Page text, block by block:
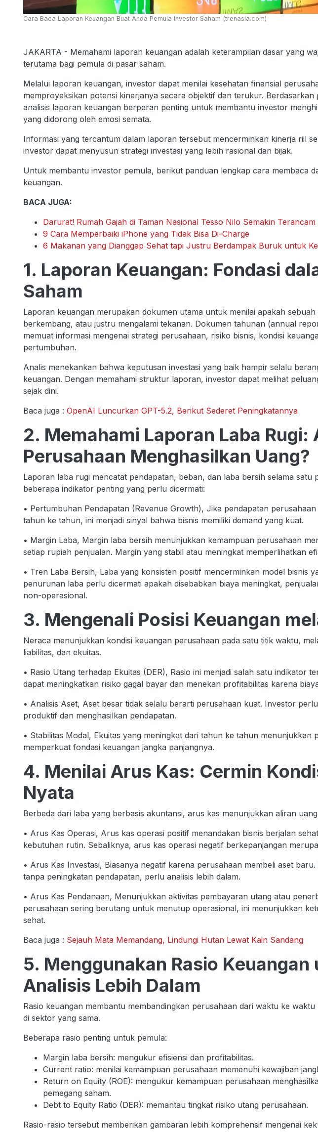
Cara Baca Laporan Keuangan Buat Anda Pemula Investor Saham (trenasia.com)
JAKARTA - Memahami laporan keuangan adalah keterampilan dasar yang
terutama bagi pemula di pasar saham.
Melalui laporan keuangan, investor dapat menilai kesehatan finansial
memproyeksikan potensi kinerjanya secara objektif dan terukur. Berdasarkan
analisis laporan keuangan berperan penting untuk membantu investor
yang didorong oleh emosi semata.
Informasi yang tercantum dalam laporan tersebut mencerminkan kinerja riil
investor dapat menyusun strategi investasi yang lebih rasional dan bijak.
Untuk membantu investor pemula, berikut panduan lengkap cara membaca
keuangan.
BACA JUGA:
Darurat! Rumah Gajah di Taman Nasional Tesso Nilo Semakin
9 Cara Memperbaiki iPhone yang Tidak Bisa Di-Charge
6 Makanan yang Dianggap Sehat tapi Justru Berdampak Buruk untuk
1. Laporan Keuangan: Fondasi
Saham
Laporan keuangan merupakan dokumen utama untuk menilai apakah
berkembang, atau justru mengalami tekanan. Dokumen tahunan (annual
memuat informasi mengenai strategi perusahaan, risiko bisnis, kondisi
pertumbuhan.
Analis menekankan bahwa keputusan investasi yang baik hampir selalu
keuangan. Dengan memahami struktur laporan, investor dapat melihat
sejak dini.
Baca juga : OpenAI Luncurkan GPT-5.2, Berikut Sederet Peningkatannya
2. Memahami Laporan Laba Rugi:
Perusahaan Menghasilkan Uang?
Laporan laba rugi mencatat pendapatan, beban, dan laba bersih selama satu
beberapa indikator penting yang perlu dicermati:
• Pertumbuhan Pendapatan (Revenue Growth), Jika pendapatan
tahun ke tahun, ini menjadi sinyal bahwa bisnis memiliki demand yang kuat.
• Margin Laba, Margin laba bersih menunjukkan kemampuan perusahaan
setiap rupiah penjualan. Margin yang stabil atau meningkat memperlihatkan
• Tren Laba Bersih, Laba yang konsisten positif mencerminkan model bisnis
penurunan laba perlu dicermati apakah disebabkan biaya meningkat,
non-operasional.
3. Mengenali Posisi Keuangan
Neraca menunjukkan kondisi keuangan perusahaan pada satu titik waktu,
liabilitas, dan ekuitas.
• Rasio Utang terhadap Ekuitas (DER), Rasio ini menjadi salah satu indikator
dapat meningkatkan risiko gagal bayar dan menekan profitabilitas karena
• Analisis Aset, Aset besar tidak selalu berarti perusahaan kuat. Investor
produktif dan menghasilkan pendapatan.
• Stabilitas Modal, Ekuitas yang meningkat dari tahun ke tahun menunjukkan
memperkuat fondasi keuangan jangka panjangnya.
4. Menilai Arus Kas: Cermin
Nyata
Berbeda dari laba yang berbasis akuntansi, arus kas menunjukkan aliran
• Arus Kas Operasi, Arus kas operasi positif menandakan bisnis berjalan
kebutuhan rutin. Sebaliknya, arus kas operasi negatif berkepanjangan
• Arus Kas Investasi, Biasanya negatif karena perusahaan membeli aset
tanpa peningkatan pendapatan, perlu analisis lebih dalam.
• Arus Kas Pendanaan, Menunjukkan aktivitas pembayaran utang atau
perusahaan sering berutang untuk menutup operasional, ini menunjukkan
sehat.
Baca juga : Sejauh Mata Memandang, Lindungi Hutan Lewat Kain Sandang
5. Menggunakan Rasio Keuangan
Analisis Lebih Dalam
Rasio keuangan membantu membandingkan perusahaan dari waktu ke
di sektor yang sama.
Beberapa rasio penting untuk pemula:
Margin laba bersih: mengukur efisiensi dan profitabilitas.
Current ratio: menilai kemampuan perusahaan memenuhi kewajiban
Return on Equity (ROE): mengukur kemampuan perusahaan
pemegang saham.
Debt to Equity Ratio (DER): memantau tingkat risiko utang perusahaan.
Rasio-rasio tersebut memberikan gambaran lebih komprehensif mengenai